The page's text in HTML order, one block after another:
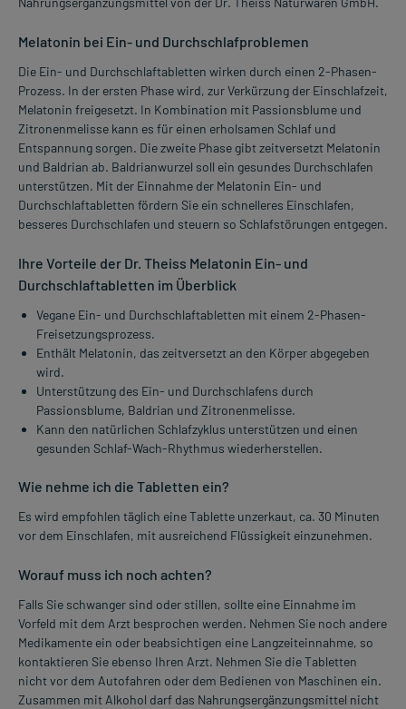
Melatonin bei Ein- und Durchschlafproblemen
Die Ein- und Durchschlaftabletten wirken durch einen 2-Phasen-
Prozess. In der ersten Phase wird, zur Verkürzung der Einschlafzeit,
Melatonin freigesetzt. In Kombination mit Passionsblume und
Zitronenmelisse kann es für einen erholsamen Schlaf und
Entspannung sorgen. Die zweite Phase gibt zeitversetzt Melatonin
und Baldrian ab. Baldrianwurzel soll ein gesundes Durchschlafen
unterstützen. Mit der Einnahme der Melatonin Ein- und
Durchschlaftabletten fördern Sie ein schnelleres Einschlafen,
besseres Durchschlafen und steuern so Schlafstörungen entgegen.
Ihre Vorteile der Dr. Theiss Melatonin Ein- und
Durchschlaftabletten im Überblick
Vegane Ein- und Durchschlaftabletten mit einem 2-Phasen-
Freisetzungsprozess.
Enthält Melatonin, das zeitversetzt an den Körper abgegeben
wird.
Unterstützung des Ein- und Durchschlafens durch
Passionsblume, Baldrian und Zitronenmelisse.
Kann den natürlichen Schlafzyklus unterstützen und einen
gesunden Schlaf-Wach-Rhythmus wiederherstellen.
Wie nehme ich die Tabletten ein?
Es wird empfohlen täglich eine Tablette unzerkaut, ca. 30 Minuten
vor dem Einschlafen, mit ausreichend Flüssigkeit einzunehmen.
Worauf muss ich noch achten?
Falls Sie schwanger sind oder stillen, sollte eine Einnahme im
Vorfeld mit dem Arzt besprochen werden. Nehmen Sie noch andere
Medikamente ein oder beabsichtigen eine Langzeiteinnahme, so
kontaktieren Sie ebenso Ihren Arzt. Nehmen Sie die Tabletten
nicht vor dem Autofahren oder dem Bedienen von Maschinen ein.
Zusammen mit Alkohol darf das Nahrungsergänzungsmittel nicht